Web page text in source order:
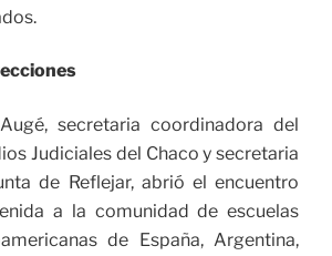
secretaria coordinadora del
Judiciales del Chaco y secretaria
de Reflejar, abrió el encuentro
a la comunidad de escuelas
de España, Argentina,